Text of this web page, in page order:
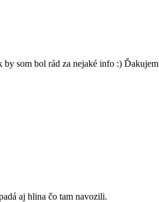
by som bol rád za nejaké info :) Ďakujem
aj hlina čo tam navozili.